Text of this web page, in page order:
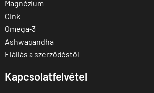
Magnézium
Cink
Omega-3
Ashwagandha
Elállás a szerződéstől
Kapcsolatfelvétel